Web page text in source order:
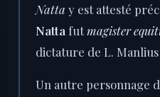
Natta y est attesté
Natta futmagister
dictature de L.
Un autre personnage